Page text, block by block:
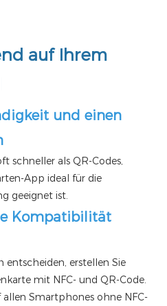
auf Ihrem
und einen
schneller als QR-Codes,
App ideal für die
geeignet ist.
Kompatibilität
entscheiden, erstellen Sie
mit NFC- und QR-Code.
Smartphones ohne NFC-